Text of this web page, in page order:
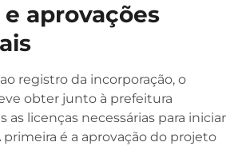
aprovações
registro da incorporação, o
obter junto à prefeitura
as licenças necessárias para iniciar
primeira é a aprovação do projeto